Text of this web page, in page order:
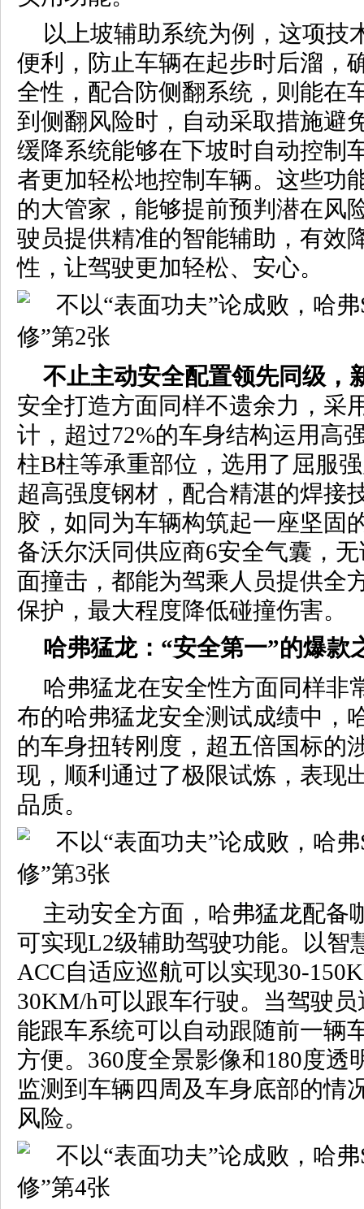
以上坡辅助系统为例，这项技
便利，防止车辆在起步时后溜，
全性，配合防侧翻系统，则能在
到侧翻风险时，自动采取措施避
缓降系统能够在下坡时自动控制
者更加轻松地控制车辆。这些功
的大管家，能够提前预判潜在风
驶员提供精准的智能辅助，有效
性，让驾驶更加轻松、安心。
不止主动安全配置领先同级，
安全打造方面同样不遗余力，采
计，超过72%的车身结构运用高
柱B柱等承重部位，选用了屈服
超高强度钢材，配合精湛的焊接
胶，如同为车辆构筑起一座坚固
备沃尔沃同供应商6安全气囊，
面撞击，都能为驾乘人员提供全
保护，最大程度降低碰撞伤害。
哈弗猛龙：“安全第一”的爆款
哈弗猛龙在安全性方面同样非
布的哈弗猛龙安全测试成绩中，
的车身扭转刚度，超五倍国标的
现，顺利通过了极限试炼，表现
品质。
主动安全方面，哈弗猛龙配备
可实现L2级辅助驾驶功能。以智
ACC自适应巡航可以实现30-
30KM/h可以跟车行驶。当驾驶
能跟车系统可以自动跟随前一辆
方便。360度全景影像和180度透
监测到车辆四周及车身底部的情
风险。